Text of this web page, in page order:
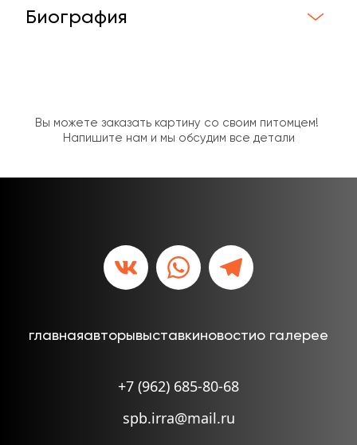
Биография
Вы можете заказать картину со своим питомцем!
Напишите нам и мы обсудим все детали
главнаяавторывыставкиновостио галерее
+7 (962) 685-80-68
spb.irra@mail.ru